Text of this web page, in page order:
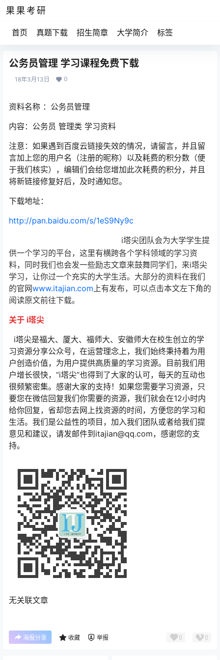
果果考研
首页 真题下载 招生简章 大学简介 标签
公务员管理 学习课程免费下载
18年3月13日 0
资料名称 ：公务员管理
内容：公务员 管理类 学习资料
注意：如果遇到百度云链接失效的情况，请留言，并且留
言加上您的用户名（注册的昵称）以及耗费的积分数（便
于我们核实），编辑们会给您增加此次耗费的积分，并且
将新链接修复好后，及时通知您。
下载地址：
http://pan.baidu.com/s/1eS9Ny9c
i塔尖团队会为大学学生提
供一个学习的平台，这里有横跨各个学科领域的学习资
料，同时我们也会发一些励志文章来鼓舞同学们，来i塔尖
学习，让你过一个充实的大学生活。大部分的资料在我们
的官网www.itajian.com上有发布，可以点击本文左下角的
阅读原文前往下载。
关于 i塔尖
i塔尖是福大、厦大、福师大、安徽师大在校生创立的学
习资源分享公众号，在运营理念上，我们始终秉持着为用
户创造价值，为用户提供高质量的学习资源。目前我们用
户增长很快，“i塔尖”也得到了大家的认可，每天的互动也
很频繁密集。感谢大家的支持！如果您需要学习资源，只
要您在微信回复我们你需要的资源，我们就会在12小时内
给你回复，省却您去网上找资源的时间，方便您的学习和
生活。我们是公益性的项目，加入我们团队或者给我们提
意见和建议，请发邮件到itajian@qq.com，感谢您的支
持。
无关联文章
海报分享 收藏 举报 0 0